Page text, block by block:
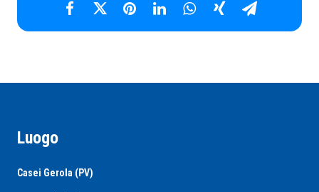
Luogo
Casei Gerola (PV)